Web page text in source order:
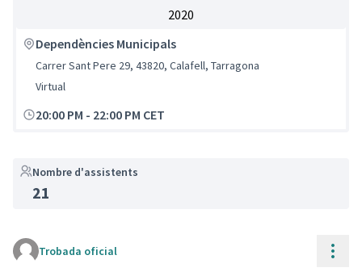
2020
Dependències Municipals
Carrer Sant Pere 29, 43820, Calafell, Tarragona
Virtual
20:00 PM - 22:00 PM CET
Nombre d'assistents
21
Trobada oficial